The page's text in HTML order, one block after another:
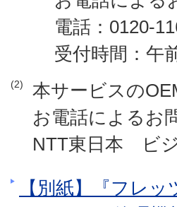
電話：0120-
受付時間：午
(2)
本サービスの
お電話によるお
NTT東日本 ビ
【別紙】『フレ